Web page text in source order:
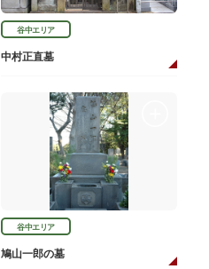
谷中エリア
中村正直墓
谷中エリア
鳩山一郎の墓